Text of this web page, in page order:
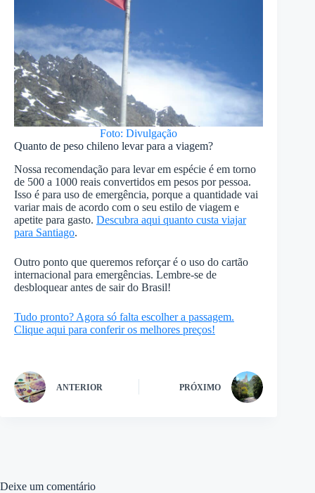
Foto: Divulgação
Quanto de peso chileno levar para a viagem?
Nossa recomendação para levar em espécie é em torno
de 500 a 1000 reais convertidos em pesos por pessoa.
Isso é para uso de emergência, porque a quantidade vai
variar mais de acordo com o seu estilo de viagem e
apetite para gasto. Descubra aqui quanto custa viajar
para Santiago.
Outro ponto que queremos reforçar é o uso do cartão
internacional para emergências. Lembre-se de
desbloquear antes de sair do Brasil!
Tudo pronto? Agora só falta escolher a passagem.
Clique aqui para conferir os melhores preços!
ANTERIOR PRÓXIMO
Deixe um comentário